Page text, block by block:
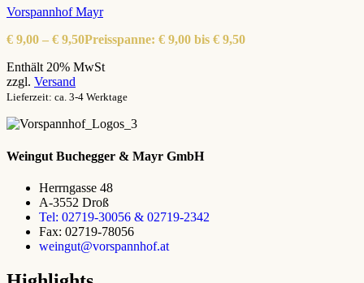
Vorspannhof Mayr
€ 9,00 – € 9,50Preisspanne: € 9,00 bis € 9,50
Enthält 20% MwSt
zzgl. Versand
Lieferzeit: ca. 3-4 Werktage
Weingut Buchegger & Mayr GmbH
Herrngasse 48
A-3552 Droß
Tel: 02719-30056 & 02719-2342
Fax: 02719-78056
weingut@vorspannhof.at